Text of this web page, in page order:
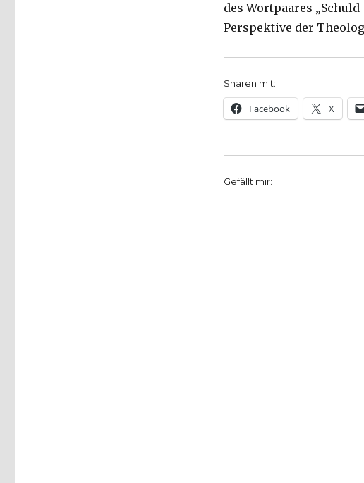
des Wortpaares
Perspektive der
Sharen mit:
Facebook X
Gefällt mir: